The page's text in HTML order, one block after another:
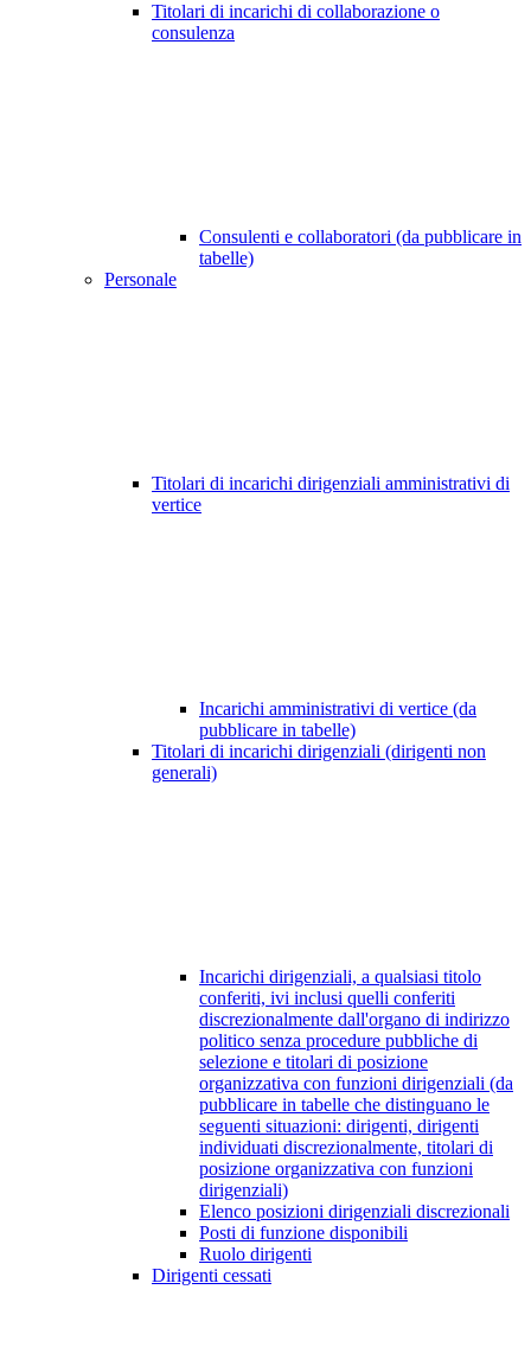
Titolari di incarichi di collaborazione o
consulenza
Consulenti e collaboratori (da pubblicare in
tabelle)
Personale
Titolari di incarichi dirigenziali amministrativi di
vertice
Incarichi amministrativi di vertice (da
pubblicare in tabelle)
Titolari di incarichi dirigenziali (dirigenti non
generali)
Incarichi dirigenziali, a qualsiasi titolo
conferiti, ivi inclusi quelli conferiti
discrezionalmente dall'organo di indirizzo
politico senza procedure pubbliche di
selezione e titolari di posizione
organizzativa con funzioni dirigenziali (da
pubblicare in tabelle che distinguano le
seguenti situazioni: dirigenti, dirigenti
individuati discrezionalmente, titolari di
posizione organizzativa con funzioni
dirigenziali)
Elenco posizioni dirigenziali discrezionali
Posti di funzione disponibili
Ruolo dirigenti
Dirigenti cessati